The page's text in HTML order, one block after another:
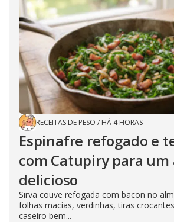
RECEITAS DE PESO / HÁ 4 HORAS
Espinafre refogado e
com Catupiry para um
delicioso
Sirva couve refogada com bacon no
folhas macias, verdinhas, tiras
caseiro bem...